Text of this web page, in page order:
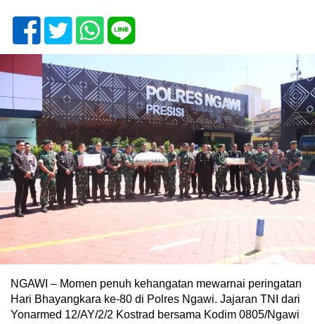
NGAWI – Momen penuh kehangatan mewarnai peringatan
Hari Bhayangkara ke-80 di Polres Ngawi. Jajaran TNI dari
Yonarmed 12/AY/2/2 Kostrad bersama Kodim 0805/Ngawi